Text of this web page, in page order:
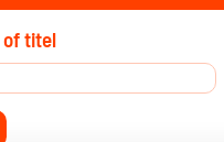
of titel